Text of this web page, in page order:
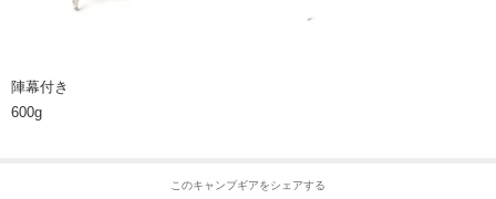
陣幕付き
600g
このキャンプギアをシェアする